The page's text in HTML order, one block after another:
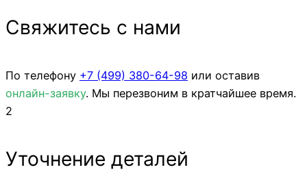
Свяжитесь с нами
По телефону +7 (499) 380-64-98 или оставив
онлайн-заявку. Мы перезвоним в кратчайшее время.
2
Уточнение деталей